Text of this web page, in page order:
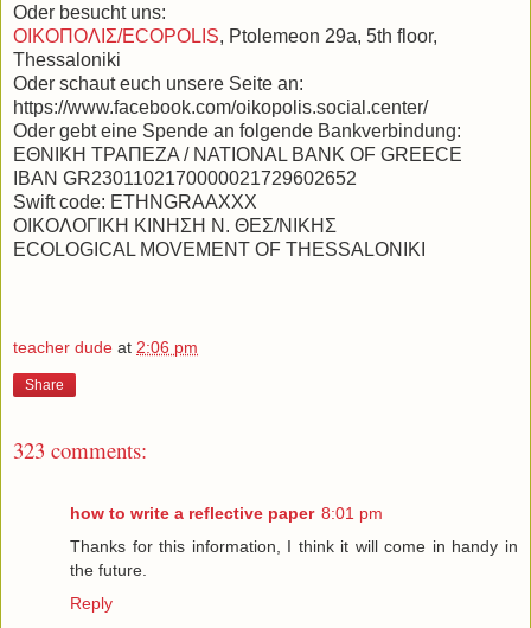
Oder besucht uns:
ΟΙΚΟΠΟΛΙΣ/ΕCOPOLIS, Ptolemeon 29a, 5th floor,
Thessaloniki
Oder schaut euch unsere Seite an:
https://www.facebook.com/oikopolis.social.center/
Oder gebt eine Spende an folgende Bankverbindung:
ΕΘΝΙΚΗ ΤΡΑΠΕΖΑ / NATIONAL BANK OF GREECE
IBAN GR2301102170000021729602652
Swift code: ETHNGRAAXXX
ΟΙΚΟΛΟΓΙΚΗ ΚΙΝΗΣΗ Ν. ΘΕΣ/ΝΙΚΗΣ
ECOLOGICAL MOVEMENT OF THESSALONIKI
teacher dude at 2:06 pm
Share
323 comments:
how to write a reflective paper 8:01 pm
Thanks for this information, I think it will come in handy in
the future.
Reply